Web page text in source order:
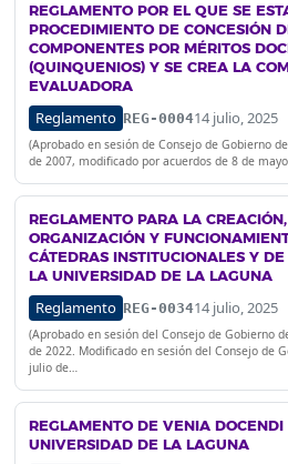
REGLAMENTO POR EL QUE SE
PROCEDIMIENTO DE CONCESIÓN
COMPONENTES POR MÉRITOS
(QUINQUENIOS) Y SE CREA LA
EVALUADORA
Reglamento REG-000414 julio, 2025
(Aprobado en sesión de Consejo de Gobierno
de 2007, modificado por acuerdos de 8 de
REGLAMENTO PARA LA CREACIÓN,
ORGANIZACIÓN Y
CÁTEDRAS INSTITUCIONALES Y
LA UNIVERSIDAD DE LA LAGUNA
Reglamento REG-003414 julio, 2025
(Aprobado en sesión del Consejo de Gobierno
de 2022. Modificado en sesión del Consejo de
julio de…
REGLAMENTO DE VENIA DOCENDI
UNIVERSIDAD DE LA LAGUNA